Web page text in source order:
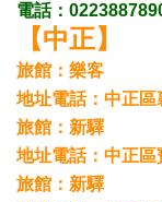
電話：
【中正】
旅館：樂客
地址電話： 中正區
旅館：新驛
地址電話：中正區
旅館：新驛